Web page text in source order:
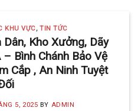
CHÁNH
VÀ SIÊU
| CAMERA
KHU VỰC,TIN TỨC
Kho Xưởng, Dãy
Bình Chánh Bảo Vệ
Cắp , An Ninh Tuyệt
5, 2025 BY ADMIN